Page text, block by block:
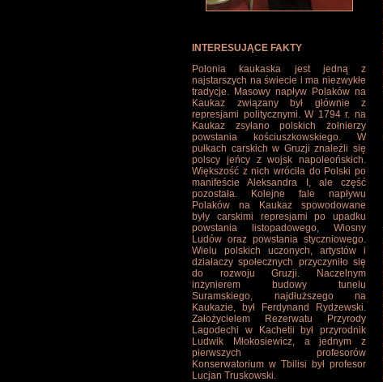
INTERESUJĄCE FAKTY
Polonia kaukaska jest jedną z
najstarszych na świecie i ma niezwykłe
tradycje. Masowy napływ Polaków na
Kaukaz związany był głównie z
represjami politycznymi. W 1794 r. na
Kaukaz zsyłano polskich żołnierzy
powstania kościuszkowskiego. W
pułkach carskich w Gruzji znaleźli się
polscy jeńcy z wojsk napoleońskich.
Większość z nich wróciła do Polski po
manifeście Aleksandra I, ale część
pozostała. Kolejne fale napływu
Polaków na Kaukaz spowodowane
były carskimi represjami po upadku
powstania listopadowego, Wiosny
Ludów oraz powstania styczniowego.
Wielu polskich uczonych, artystów i
działaczy społecznych przyczyniło się
do rozwoju Gruzji. Naczelnym
inżynierem budowy tunelu
Suramskiego, najdłuższego na
Kaukazie, był Ferdynand Rydzewski.
Założycielem Rezerwatu Przyrody
Lagodechi w Kachetii był przyrodnik
Ludwik Młokosiewicz, a jednym z
pierwszych profesorów
Konserwatorium w Tbilisi był profesor
Lucjan Truskowski.